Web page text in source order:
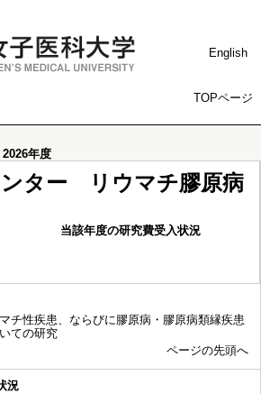
English
TOPページ
2026年度
ンター リウマチ膠原病
当該年度の研究費受入状況
チ性疾患、ならびに膠原病・膠原病類縁疾患
ての研究
ページの先頭へ
況